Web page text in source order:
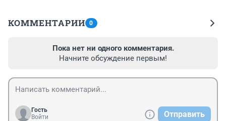
КОММЕНТАРИИ 0
Пока нет ни одного комментария.
Начните обсуждение первым!
Гость
Войти
Отправить